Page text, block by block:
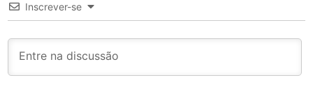
Inscrever-se